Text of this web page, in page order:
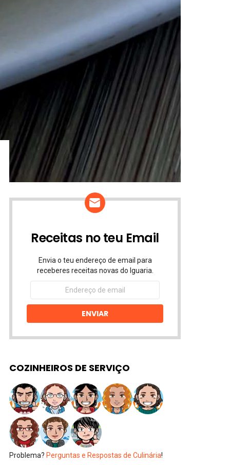
Receitas no teu Email
Envia o teu endereço de email para
receberes receitas novas do Iguaria.
Endereço
email
ENVIAR
COZINHEIROS DE SERVIÇO
Problema? Perguntas e Respostas de Culinária!